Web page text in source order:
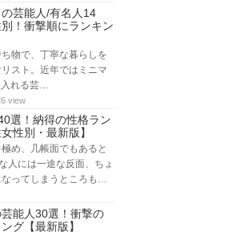
芸能人/有名人14
！衝撃順にランキン
物で、丁寧な暮らしを
スト。近年ではミニマ
入れる芸…
view
選！納得の性格ラン
性別・最新版】
め、几帳面でもあると
人には一途な反面、ちょ
なってしまうところも…
能人30選！衝撃の
グ【最新版】